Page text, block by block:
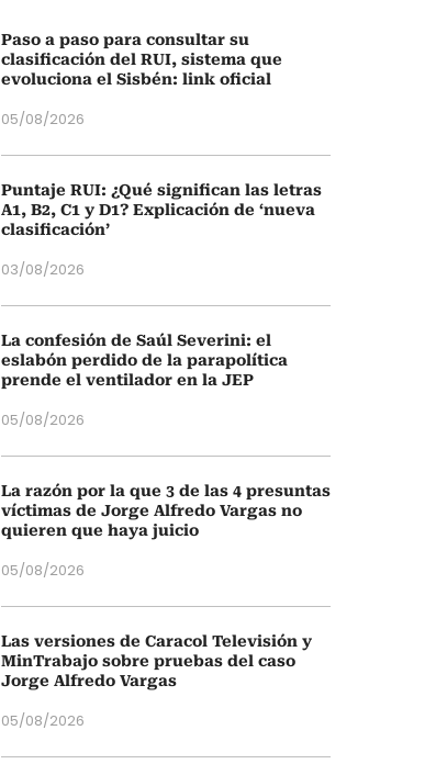
Paso a paso para consultar su
clasificación del RUI, sistema que
evoluciona el Sisbén: link oficial
05/08/2026
Puntaje RUI: ¿Qué significan las letras
A1, B2, C1 y D1? Explicación de ‘nueva
clasificación’
03/08/2026
La confesión de Saúl Severini: el
eslabón perdido de la parapolítica
prende el ventilador en la JEP
05/08/2026
La razón por la que 3 de las 4 presuntas
víctimas de Jorge Alfredo Vargas no
quieren que haya juicio
05/08/2026
Las versiones de Caracol Televisión y
MinTrabajo sobre pruebas del caso
Jorge Alfredo Vargas
05/08/2026